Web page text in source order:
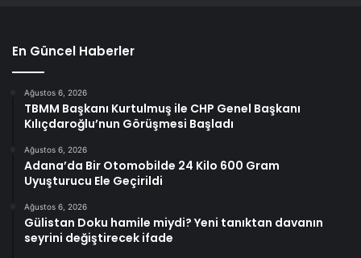
En Güncel Haberler
Ağustos 6, 2026
TBMM Başkanı Kurtulmuş ile CHP Genel Başkanı
Kılıçdaroğlu’nun Görüşmesi Başladı
Ağustos 6, 2026
Adana’da Bir Otomobilde 24 Kilo 600 Gram
Uyuşturucu Ele Geçirildi
Ağustos 6, 2026
Gülistan Doku hamile miydi? Yeni tanıktan davanın
seyrini değiştirecek ifade